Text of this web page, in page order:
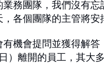
務團隊，我們沒有
各個團隊的主管將安
機會提問並獲得解
）離開的員工，其大